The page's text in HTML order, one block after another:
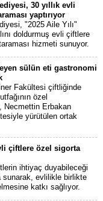
30 yıllık evli
yaptırıyor
"2025 Aile Yılı"
doldurmuş evli çiftlere
hizmeti sunuyor.
sülün eti gastronomi
Fakültesi çiftliğinde
özel
Necmettin Erbakan
yürütülen ortak
çiftlere özel sigorta
ihtiyaç duyabileceği
sunarak, evlilikle birlikte
katkı sağlıyor.